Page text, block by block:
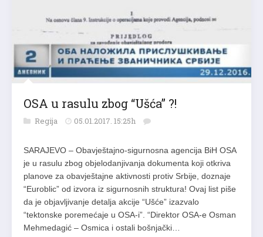
OSA u rasulu zbog “Ušća” ?!
Regija 05.01.2017. 15:25h
SARAJEVO – Obavještajno-sigurnosna agencija BiH OSA
je u rasulu zbog objelodanjivanja dokumenta koji otkriva
planove za obavještajne aktivnosti protiv Srbije, doznaje
“Euroblic” od izvora iz sigurnosnih struktura! Ovaj list piše
da je objavljivanje detalja akcije “Ušće” izazvalo
“tektonske poremećaje u OSA-i”. “Direktor OSA-e Osman
Mehmedagić – Osmica i ostali bošnjački…